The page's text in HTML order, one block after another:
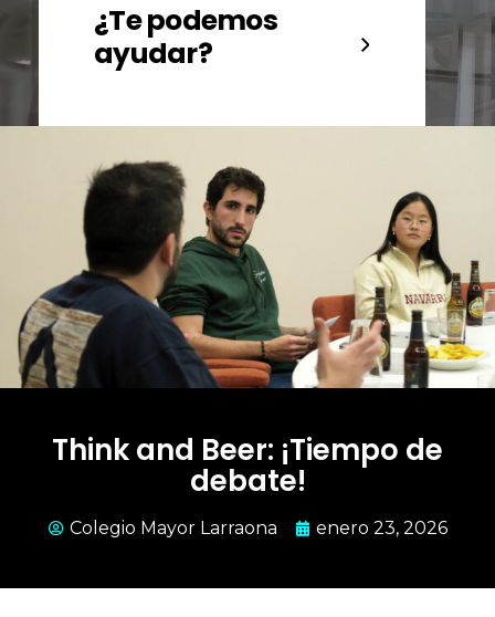
¿Te podemos
ayudar?
Think and Beer: ¡Tiempo de
debate!
Colegio Mayor Larraona enero 23, 2026